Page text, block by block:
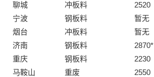
聊城
冲板料 2520
宁波
钢板料 暂无
烟台
冲板料 暂无
济南
钢板料 2870*
重庆
钢板料 2230
马鞍山
重废 2550